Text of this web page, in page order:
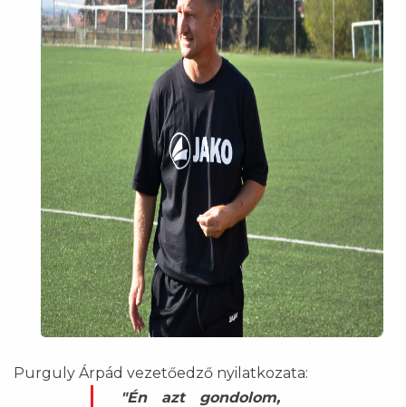
Purguly Árpád vezetőedző nyilatkozata:
"Én azt gondolom,